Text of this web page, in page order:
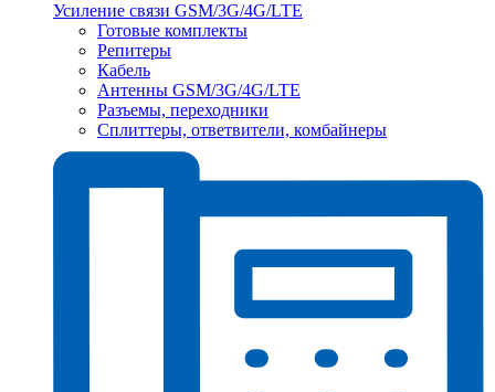
Усиление связи GSM/3G/4G/LTE
Готовые комплекты
Репитеры
Кабель
Антенны GSM/3G/4G/LTE
Разъемы, переходники
Сплиттеры, ответвители, комбайнеры